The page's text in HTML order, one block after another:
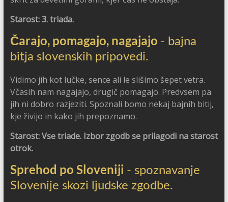
Starost: 3. triada.
Čarajo, pomagajo, nagajajo - bajna
bitja slovenskih pripovedi.
Vidimo jih kot lučke, sence ali le slišimo šepet vetra.
Včasih nam nagajajo, drugič pomagajo. Predvsem pa
jih ni dobro razjeziti. Spoznali bomo nekaj bajnih bitij,
kje živijo in kako jih prepoznamo.
Starost: Vse triade. Izbor zgodb se prilagodi na starost
otrok.
Sprehod po Sloveniji - spoznavanje
Slovenije skozi ljudske zgodbe.